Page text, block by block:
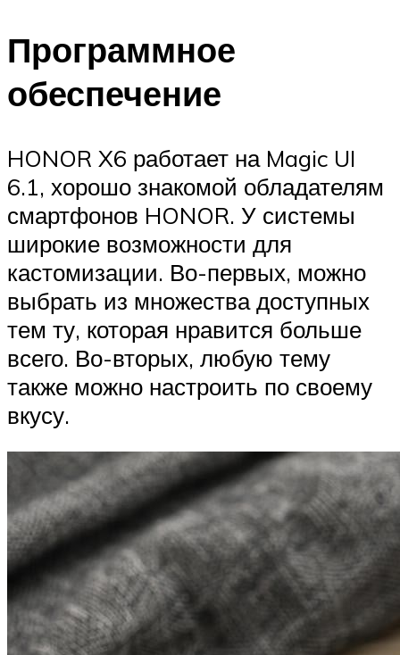
Программное
обеспечение
HONOR X6 работает на Magic UI
6.1, хорошо знакомой обладателям
смартфонов HONOR. У системы
широкие возможности для
кастомизации. Во-первых, можно
выбрать из множества доступных
тем ту, которая нравится больше
всего. Во-вторых, любую тему
также можно настроить по своему
вкусу.